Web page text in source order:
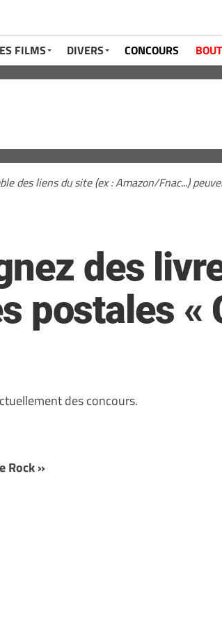
FILMS DIVERS CONCOURS
des liens du site (ex : Amazon/Fnac...)
des
postales «
des concours.
Rock »